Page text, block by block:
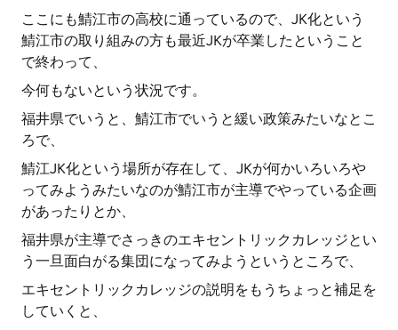
ここにも鯖江市の高校に通っているので、JK化という
鯖江市の取り組みの方も最近JKが卒業したということ
で終わって、
今何もないという状況です。
福井県でいうと、鯖江市でいうと緩い政策みたいなとこ
ろで、
鯖江JK化という場所が存在して、JKが何かいろいろや
ってみようみたいなのが鯖江市が主導でやっている企画
があったりとか、
福井県が主導でさっきのエキセントリックカレッジとい
う一旦面白がる集団になってみようというところで、
エキセントリックカレッジの説明をもうちょっと補足を
していくと、